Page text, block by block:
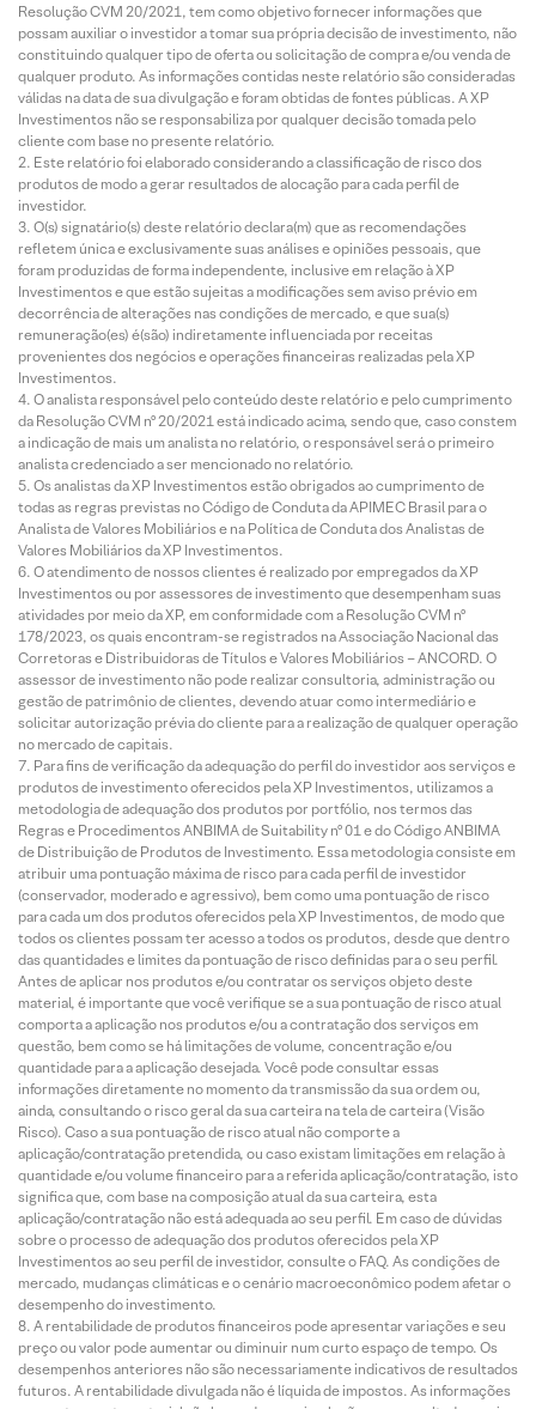
Resolução CVM 20/2021, tem como objetivo fornecer informações que
possam auxiliar o investidor a tomar sua própria decisão de investimento, não
constituindo qualquer tipo de oferta ou solicitação de compra e/ou venda de
qualquer produto. As informações contidas neste relatório são consideradas
válidas na data de sua divulgação e foram obtidas de fontes públicas. A XP
Investimentos não se responsabiliza por qualquer decisão tomada pelo
cliente com base no presente relatório.
Este relatório foi elaborado considerando a classificação de risco dos
produtos de modo a gerar resultados de alocação para cada perfil de
investidor.
O(s) signatário(s) deste relatório declara(m) que as recomendações
refletem única e exclusivamente suas análises e opiniões pessoais, que
foram produzidas de forma independente, inclusive em relação à XP
Investimentos e que estão sujeitas a modificações sem aviso prévio em
decorrência de alterações nas condições de mercado, e que sua(s)
remuneração(es) é(são) indiretamente influenciada por receitas
provenientes dos negócios e operações financeiras realizadas pela XP
Investimentos.
O analista responsável pelo conteúdo deste relatório e pelo cumprimento
da Resolução CVM nº 20/2021 está indicado acima, sendo que, caso constem
a indicação de mais um analista no relatório, o responsável será o primeiro
analista credenciado a ser mencionado no relatório.
Os analistas da XP Investimentos estão obrigados ao cumprimento de
todas as regras previstas no Código de Conduta da APIMEC Brasil para o
Analista de Valores Mobiliários e na Política de Conduta dos Analistas de
Valores Mobiliários da XP Investimentos.
O atendimento de nossos clientes é realizado por empregados da XP
Investimentos ou por assessores de investimento que desempenham suas
atividades por meio da XP, em conformidade com a Resolução CVM nº
178/2023, os quais encontram-se registrados na Associação Nacional das
Corretoras e Distribuidoras de Títulos e Valores Mobiliários – ANCORD. O
assessor de investimento não pode realizar consultoria, administração ou
gestão de patrimônio de clientes, devendo atuar como intermediário e
solicitar autorização prévia do cliente para a realização de qualquer operação
no mercado de capitais.
Para fins de verificação da adequação do perfil do investidor aos serviços e
produtos de investimento oferecidos pela XP Investimentos, utilizamos a
metodologia de adequação dos produtos por portfólio, nos termos das
Regras e Procedimentos ANBIMA de Suitability nº 01 e do Código ANBIMA
de Distribuição de Produtos de Investimento. Essa metodologia consiste em
atribuir uma pontuação máxima de risco para cada perfil de investidor
(conservador, moderado e agressivo), bem como uma pontuação de risco
para cada um dos produtos oferecidos pela XP Investimentos, de modo que
todos os clientes possam ter acesso a todos os produtos, desde que dentro
das quantidades e limites da pontuação de risco definidas para o seu perfil.
Antes de aplicar nos produtos e/ou contratar os serviços objeto deste
material, é importante que você verifique se a sua pontuação de risco atual
comporta a aplicação nos produtos e/ou a contratação dos serviços em
questão, bem como se há limitações de volume, concentração e/ou
quantidade para a aplicação desejada. Você pode consultar essas
informações diretamente no momento da transmissão da sua ordem ou,
ainda, consultando o risco geral da sua carteira na tela de carteira (Visão
Risco). Caso a sua pontuação de risco atual não comporte a
aplicação/contratação pretendida, ou caso existam limitações em relação à
quantidade e/ou volume financeiro para a referida aplicação/contratação, isto
significa que, com base na composição atual da sua carteira, esta
aplicação/contratação não está adequada ao seu perfil. Em caso de dúvidas
sobre o processo de adequação dos produtos oferecidos pela XP
Investimentos ao seu perfil de investidor, consulte o FAQ. As condições de
mercado, mudanças climáticas e o cenário macroeconômico podem afetar o
desempenho do investimento.
A rentabilidade de produtos financeiros pode apresentar variações e seu
preço ou valor pode aumentar ou diminuir num curto espaço de tempo. Os
desempenhos anteriores não são necessariamente indicativos de resultados
futuros. A rentabilidade divulgada não é líquida de impostos. As informações